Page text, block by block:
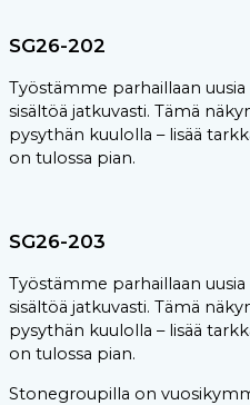
SG26-202
Työstämme parhaillaan
sisältöä jatkuvasti. Tämä
pysythän kuulolla – lisää
on tulossa pian.
SG26-203
Työstämme parhaillaan
sisältöä jatkuvasti. Tämä
pysythän kuulolla – lisää
on tulossa pian.
Stonegroupilla on